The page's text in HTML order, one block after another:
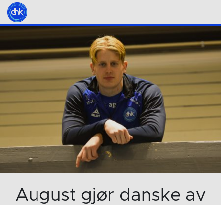
August gjør danske av